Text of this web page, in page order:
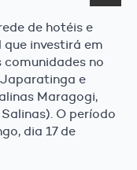
de hotéis e
investirá em
no
e
Maragogi,
O período
dia 17 de